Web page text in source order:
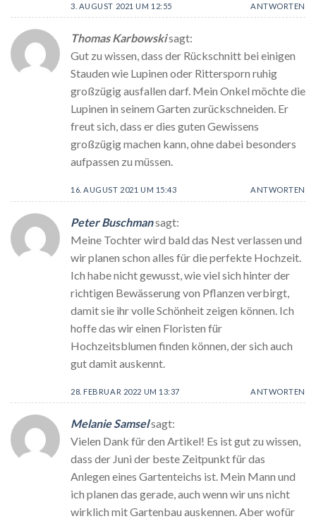
3. AUGUST 2021 UM 12:55 ANTWORTEN
Thomas Karbowskisagt:
Gut zu wissen, dass der Rückschnitt bei einigen
Stauden wie Lupinen oder Rittersporn ruhig
großzügig ausfallen darf. Mein Onkel möchte die
Lupinen in seinem Garten zurückschneiden. Er
freut sich, dass er dies guten Gewissens
großzügig machen kann, ohne dabei besonders
aufpassen zu müssen.
16. AUGUST 2021 UM 15:43 ANTWORTEN
Peter Buschmansagt:
Meine Tochter wird bald das Nest verlassen und
wir planen schon alles für die perfekte Hochzeit.
Ich habe nicht gewusst, wie viel sich hinter der
richtigen Bewässerung von Pflanzen verbirgt,
damit sie ihr volle Schönheit zeigen können. Ich
hoffe das wir einen Floristen für
Hochzeitsblumen finden können, der sich auch
gut damit auskennt.
28. FEBRUAR 2022 UM 13:37 ANTWORTEN
Melanie Samselsagt:
Vielen Dank für den Artikel! Es ist gut zu wissen,
dass der Juni der beste Zeitpunkt für das
Anlegen eines Gartenteichs ist. Mein Mann und
ich planen das gerade, auch wenn wir uns nicht
wirklich mit Gartenbau auskennen. Aber wofür